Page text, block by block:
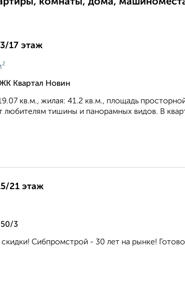
комнаты, дома,
17 этаж
Квартал Новин
кв.м., жилая: 41.2 кв.м., площадь
любителям тишины и панорамных видов. В
21 этаж
3
Сибпромстрой - 30 лет на рынке!